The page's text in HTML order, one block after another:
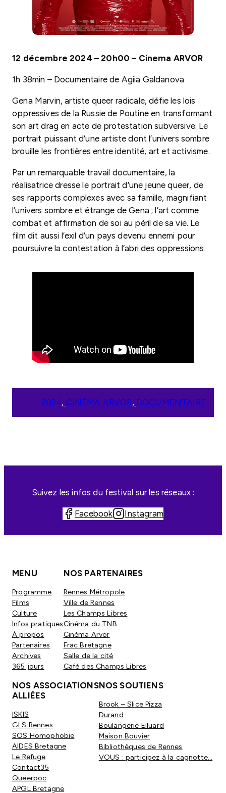
12 décembre 2024 – 20h00 – Cinema ARVOR
1h 38min – Documentaire de Agiia Galdanova
Gena Marvin, artiste queer radicale, défie les lois
oppressives de la Russie de Poutine en transformant
son art drag en acte de protestation subversive. Le
portrait puissant d’une artiste dont l’univers sombre
brouille les frontières entre identité, art et activisme.
Par un remarquable travail documentaire, la
réalisatrice dresse le portrait d’une jeune queer, de
ses rapports complexes avec sa famille, magnifiant
l’univers sombre et étrange de Gena ; l’art comme
combat et affirmation de soi au péril de sa vie. Le
film dit aussi l’exil d’un pays devenu ennemi pour
poursuivre la contestation à l’abri des oppressions.
2024, CINÉMA ARVOR, DOCUMENTAIRE
Suivez les infos du festival sur les réseaux :
Facebook Instagram
MENU
Programme
Films
Culture
Infos pratiques
À propos
Partenaires
Archives
365 jours
NOS PARTENAIRES
Rennes Métropole
Ville de Rennes
Les Champs Libres
Cinéma du TNB
Cinéma Arvor
Frac Bretagne
Salle de la cité
Café des Champs Libres
NOS ASSOCIATIONS
ALLIÉES
ISKIS
GLS Rennes
SOS Homophobie
AIDES Bretagne
Le Refuge
Contact35
Queerpoc
APGL Bretagne
NOS SOUTIENS
Brook – Slice Pizza
Durand
Boulangerie Elluard
Maison Bouvier
Bibliothèques de Rennes
VOUS : participez à la cagnotte…